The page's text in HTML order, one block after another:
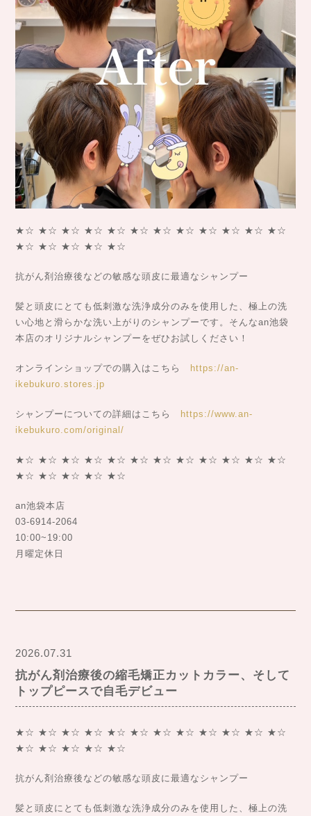
★☆ ★☆ ★☆ ★☆ ★☆ ★☆ ★☆ ★☆ ★☆ ★☆ ★☆ ★☆
★☆ ★☆ ★☆ ★☆ ★☆
抗がん剤治療後などの敏感な頭皮に最適なシャンプー
髪と頭皮にとても低刺激な洗浄成分のみを使用した、極上の洗
い心地と滑らかな洗い上がりのシャンプーです。そんなan池袋
本店のオリジナルシャンプーをぜひお試しください！
オンラインショップでの購入はこちら https://an-
ikebukuro.stores.jp
シャンプーについての詳細はこちら https://www.an-
ikebukuro.com/original/
★☆ ★☆ ★☆ ★☆ ★☆ ★☆ ★☆ ★☆ ★☆ ★☆ ★☆ ★☆
★☆ ★☆ ★☆ ★☆ ★☆
an池袋本店
03-6914-2064
10:00~19:00
月曜定休日
2026.07.31
抗がん剤治療後の縮毛矯正カットカラー、そして
トップピースで自毛デビュー
★☆ ★☆ ★☆ ★☆ ★☆ ★☆ ★☆ ★☆ ★☆ ★☆ ★☆ ★☆
★☆ ★☆ ★☆ ★☆ ★☆
抗がん剤治療後などの敏感な頭皮に最適なシャンプー
髪と頭皮にとても低刺激な洗浄成分のみを使用した、極上の洗